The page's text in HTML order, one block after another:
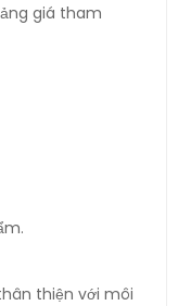
giá tham
thiện với môi